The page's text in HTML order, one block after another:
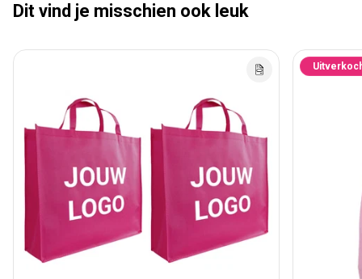
Dit vind je misschien ook leuk